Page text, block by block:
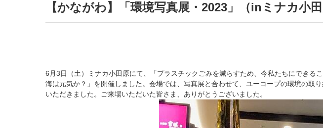
【かながわ】「環境写真展・2023」（inミナカ
6月3日（土）ミナカ小田原にて、「プラスチックごみを減らすため、今私たちにでき
海は元気か？」を開催しました。会場では、写真展と合わせて、ユーコープの環境の
いただきました。ご来場いただいた皆さま、ありがとうございました。